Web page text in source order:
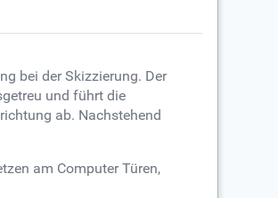
bei der Skizzierung. Der
und führt die
ab. Nachstehend
am Computer Türen,